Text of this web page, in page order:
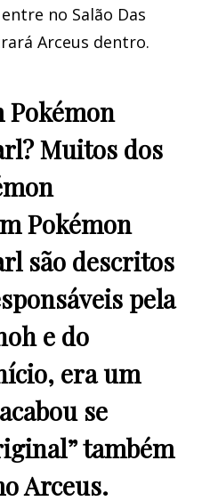
no Salão Das
Arceus dentro.
Pokémon
Muitos dos
Pokémon
são descritos
pela
e do
era um
se
também
Arceus.